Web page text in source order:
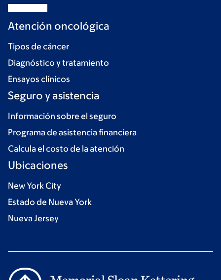
Atención oncológica
Tipos de cáncer
Diagnóstico y tratamiento
Ensayos clínicos
Seguro y asistencia
Información sobre el seguro
Programa de asistencia financiera
Calcula el costo de la atención
Ubicaciones
New York City
Estado de Nueva York
Nueva Jersey